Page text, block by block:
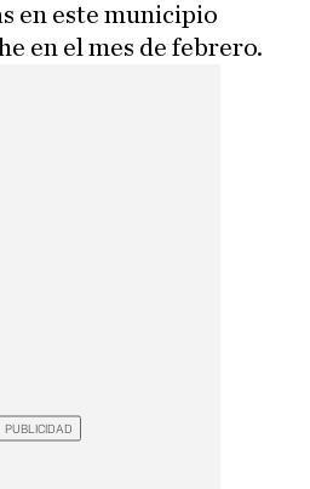
en este municipio
en el mes de febrero.